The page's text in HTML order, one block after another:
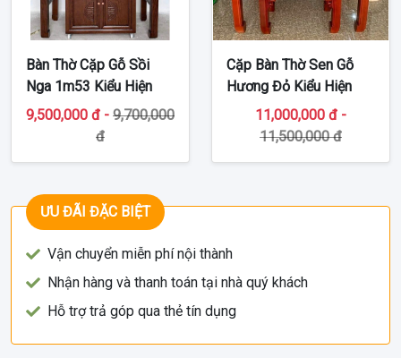
Bàn Thờ Cặp Gỗ Sồi
Nga 1m53 Kiểu Hiện
Đại TT-BT236
9,500,000 đ - 9,700,000
đ
Cặp Bàn Thờ Sen Gỗ
Hương Đỏ Kiểu Hiện
Đại TT-BT238
11,000,000 đ -
11,500,000 đ
ƯU ĐÃI ĐẶC BIỆT
Vận chuyển miễn phí nội thành
Nhận hàng và thanh toán tại nhà quý khách
Hỗ trợ trả góp qua thẻ tín dụng